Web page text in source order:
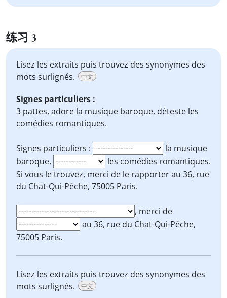
练习 3
Lisez les extraits puis trouvez des synonymes des
mots surlignés.
中文
Signes particuliers :
3 pattes, adore la musique baroque, déteste les
comédies romantiques.
Signes particuliers :
la musique
baroque,
les comédies romantiques.
Si vous le trouvez, merci de le rapporterau 36, rue
du Chat-Qui-Pêche, 75005 Paris.
, merci de
au 36, rue du Chat-Qui-Pêche,
75005 Paris.
Lisez les extraits puis trouvez des synonymes des
mots surlignés.
中文